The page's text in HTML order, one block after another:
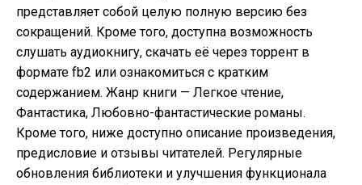
представляет собой целую полную версию без
сокращений. Кроме того, доступна возможность
слушать аудиокнигу, скачать её через торрент в
формате fb2 или ознакомиться с кратким
содержанием. Жанр книги — Легкое чтение,
Фантастика, Любовно-фантастические романы.
Кроме того, ниже доступно описание произведения,
предисловие и отзывы читателей. Регулярные
обновления библиотеки и улучшения функционала